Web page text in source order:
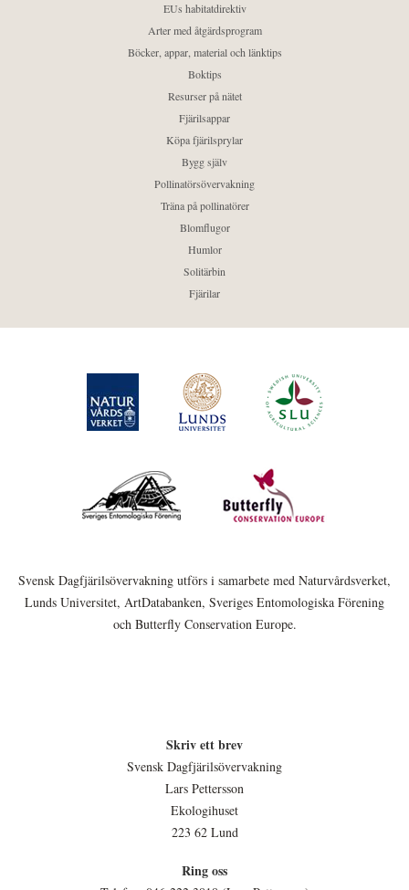
EUs habitatdirektiv
Arter med åtgärdsprogram
Böcker, appar, material och länktips
Boktips
Resurser på nätet
Fjärilsappar
Köpa fjärilsprylar
Bygg själv
Pollinatörsövervakning
Träna på pollinatörer
Blomflugor
Humlor
Solitärbin
Fjärilar
Svensk Dagfjärilsövervakning utförs i samarbete med Naturvårdsverket,
Lunds Universitet, ArtDatabanken, Sveriges Entomologiska Förening
och Butterfly Conservation Europe.
Skriv ett brev
Svensk Dagfjärilsövervakning
Lars Pettersson
Ekologihuset
223 62 Lund
Ring oss